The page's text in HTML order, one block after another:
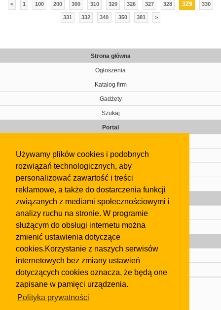
Używamy plików cookies i podobnych
rozwiązań technologicznych, aby
personalizować zawartość i treści
reklamowe, a także do dostarczenia funkcji
związanych z mediami społecznościowymi i
analizy ruchu na stronie. W programie
służącym do obsługi internetu można
zmienić ustawienia dotyczące
cookies.Korzystanie z naszych serwisów
internetowych bez zmiany ustawień
dotyczących cookies oznacza, że będą one
zapisane w pamięci urządzenia.
Polityka prywatności
< 1 100 200 300 310 320 326 327 328 329 330
331 332 340 350 381 >
Strona główna
Ogłoszenia
Katalog firm
Gadżety
Szukaj
Portal
Kontakt
Regulamin
Gazeta
Olkusz
Kontakt
Strefa dla biznesu
Biura nieruchomości
Dealerzy i autokomisy
Skontaktuj się z nami